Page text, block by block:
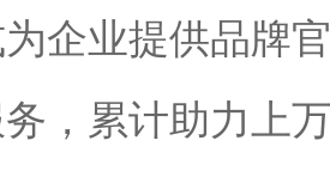
企业提供品牌
，累计助力上